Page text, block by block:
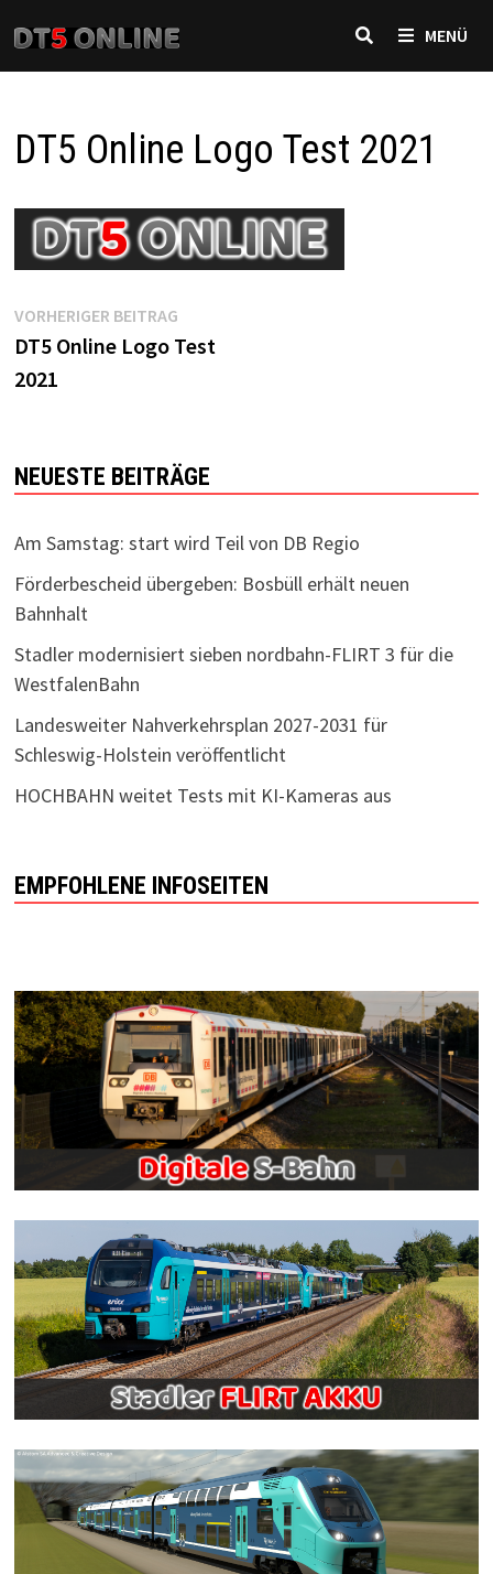
zum
Inhalt
MENÜ
DT5 Online Logo Test 2021
Beitragsnavigation
VORHERIGER BEITRAGVorheriger
Beitrag:
DT5 Online Logo Test
2021
NEUESTE BEITRÄGE
Am Samstag: start wird Teil von DB Regio
Förderbescheid übergeben: Bosbüll erhält neuen
Bahnhalt
Stadler modernisiert sieben nordbahn-FLIRT 3 für die
WestfalenBahn
Landesweiter Nahverkehrsplan 2027-2031 für
Schleswig-Holstein veröffentlicht
HOCHBAHN weitet Tests mit KI-Kameras aus
EMPFOHLENE INFOSEITEN